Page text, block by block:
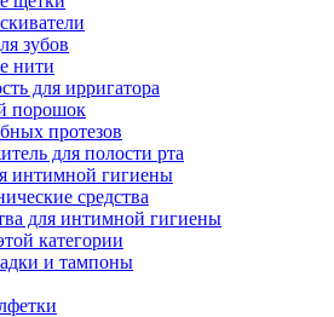
зубов
нити
для ирригатора
порошок
протезов
для полости рта
интимной гигиены
средства
для интимной гигиены
категории
и тампоны